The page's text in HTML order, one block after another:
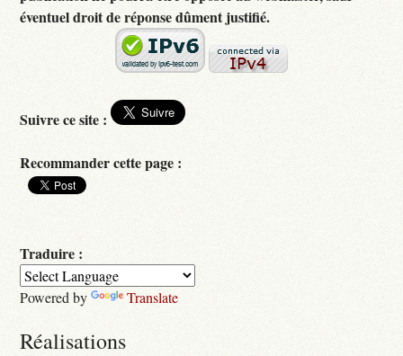
éventuel droit de réponse dûment justifié.
Suivre ce site :
Recommander cette page :
Traduire :
Powered by Translate
Réalisations